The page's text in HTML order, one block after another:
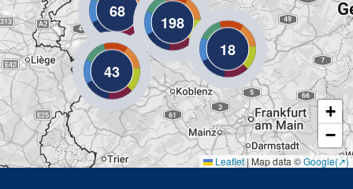
18
43
68
198
+
−
Leaflet|Map data ©Google